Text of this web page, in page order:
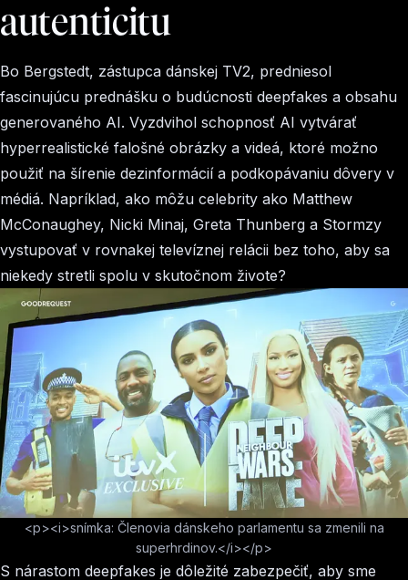
autenticitu
Bo Bergstedt, zástupca dánskej TV2, predniesol
fascinujúcu prednášku o budúcnosti deepfakes a obsahu
generovaného AI. Vyzdvihol schopnosť AI vytvárať
hyperrealistické falošné obrázky a videá, ktoré možno
použiť na šírenie dezinformácií a podkopávaniu dôvery v
médiá. Napríklad, ako môžu celebrity ako Matthew
McConaughey, Nicki Minaj, Greta Thunberg a Stormzy
vystupovať v rovnakej televíznej relácii bez toho, aby sa
niekedy stretli spolu v skutočnom živote?
<p><i>snímka: Členovia dánskeho parlamentu sa zmenili na
superhrdinov.</i></p>
S nárastom deepfakes je dôležité zabezpečiť, aby sme